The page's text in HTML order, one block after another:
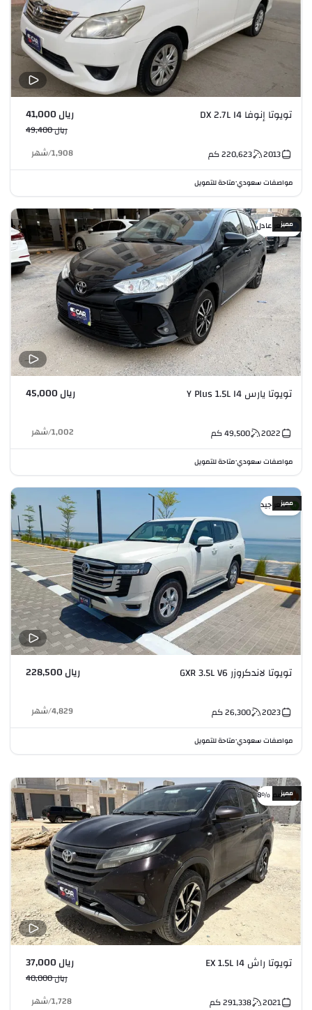
تويوتا إنوفا DX 2.7L I4 ريال 41,000
ريال 49,400
2013
220,623كم 1,908
/شهر
مواصفات سعودي•متاحة للتمويل
سعر عادلمميز
تويوتا يارس Y Plus 1.5L I4 ريال 45,000
2022
49,500كم 1,002
/شهر
مواصفات سعودي•متاحة للتمويل
سعر جيدمميز
تويوتا لاندكروزر GXR 3.5L V6 ريال 228,500
2023
26,300كم 4,829
/شهر
مواصفات سعودي•متاحة للتمويل
خصم %8مميز
تويوتا راش EX 1.5L I4 ريال 37,000
ريال 40,000
2021
291,338كم 1,728
/شهر